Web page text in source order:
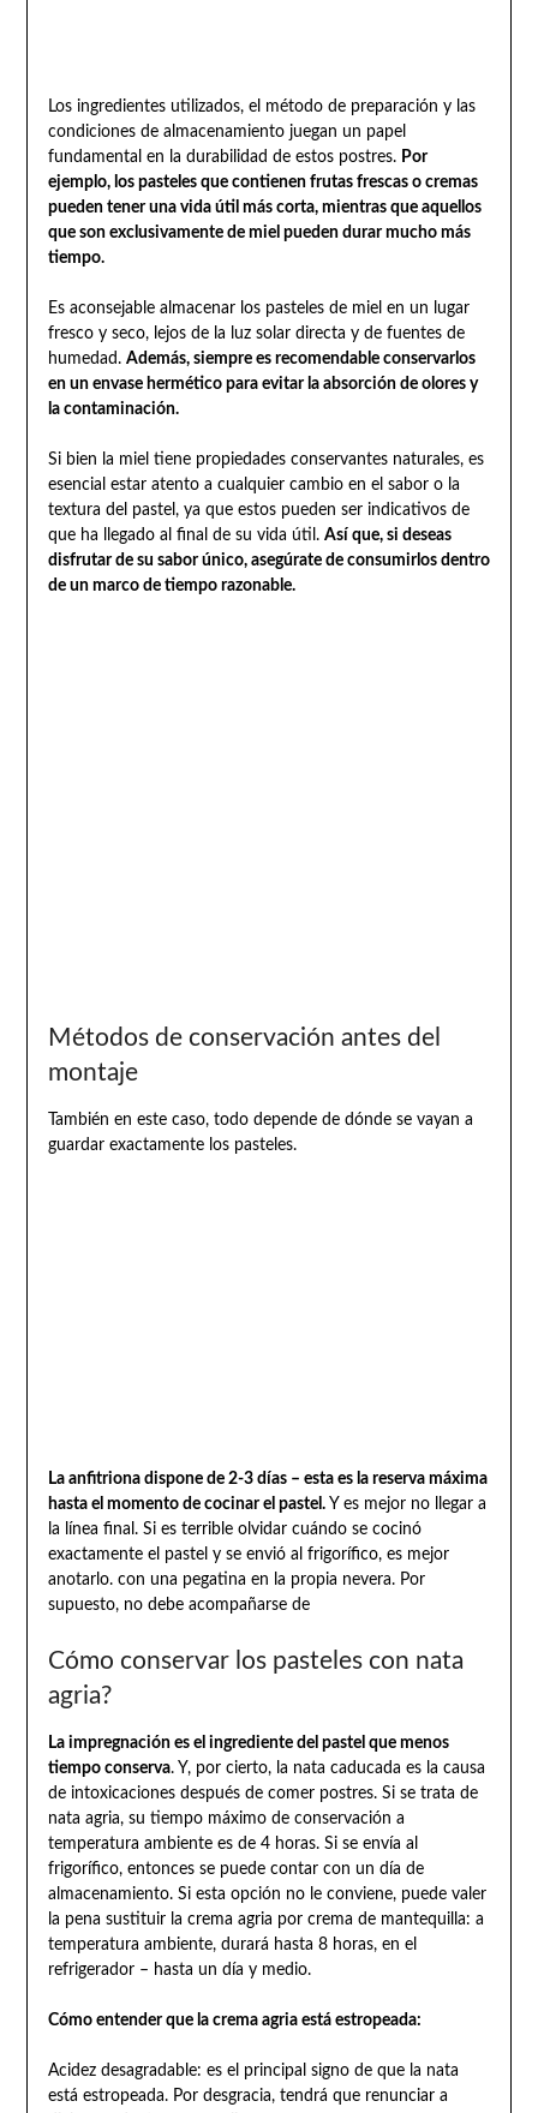
Los ingredientes utilizados, el método de preparación y las
condiciones de almacenamiento juegan un papel
fundamental en la durabilidad de estos postres. Por
ejemplo, los pasteles que contienen frutas frescas o cremas
pueden tener una vida útil más corta, mientras que aquellos
que son exclusivamente de miel pueden durar mucho más
tiempo.
Es aconsejable almacenar los pasteles de miel en un lugar
fresco y seco, lejos de la luz solar directa y de fuentes de
humedad. Además, siempre es recomendable conservarlos
en un envase hermético para evitar la absorción de olores y
la contaminación.
Si bien la miel tiene propiedades conservantes naturales, es
esencial estar atento a cualquier cambio en el sabor o la
textura del pastel, ya que estos pueden ser indicativos de
que ha llegado al final de su vida útil. Así que, si deseas
disfrutar de su sabor único, asegúrate de consumirlos dentro
de un marco de tiempo razonable.
Métodos de conservación antes del
montaje
También en este caso, todo depende de dónde se vayan a
guardar exactamente los pasteles.
La anfitriona dispone de 2-3 días – esta es la reserva máxima
hasta el momento de cocinar el pastel. Y es mejor no llegar a
la línea final. Si es terrible olvidar cuándo se cocinó
exactamente el pastel y se envió al frigorífico, es mejor
anotarlo. con una pegatina en la propia nevera. Por
supuesto, no debe acompañarse de
Cómo conservar los pasteles con nata
agria?
La impregnación es el ingrediente del pastel que menos
tiempo conserva. Y, por cierto, la nata caducada es la causa
de intoxicaciones después de comer postres. Si se trata de
nata agria, su tiempo máximo de conservación a
temperatura ambiente es de 4 horas. Si se envía al
frigorífico, entonces se puede contar con un día de
almacenamiento. Si esta opción no le conviene, puede valer
la pena sustituir la crema agria por crema de mantequilla: a
temperatura ambiente, durará hasta 8 horas, en el
refrigerador – hasta un día y medio.
Cómo entender que la crema agria está estropeada:
Acidez desagradable: es el principal signo de que la nata
está estropeada. Por desgracia, tendrá que renunciar a